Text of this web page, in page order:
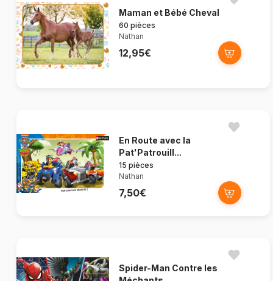
Maman et Bébé Cheval
60 pièces
Nathan
12,95€
En Route avec la
Pat'Patrouill...
15 pièces
Nathan
7,50€
Spider-Man Contre les